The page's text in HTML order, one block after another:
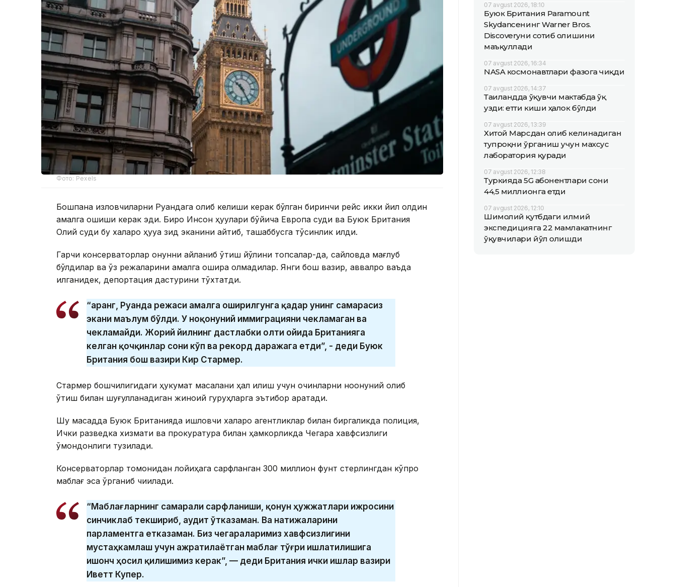
Фото: Pexels
Бошпана изловчиларни Руандага олиб келиши керак бўлган биринчи рейс икки йил олдин
амалга ошиши керак эди. Бироқ Инсон ҳуқуқлари бўйича Европа суди ва Буюк Британия
Олий суди бу халқаро ҳуқуққа зид эканини айтиб, ташаббусга тўсқинлик қилди.
Гарчи консерваторлар қонунни айланиб ўтиш йўлини топсалар-да, сайловда мағлуб
бўлдилар ва ўз режаларини амалга ошира олмадилар. Янги бош вазир, аввалроқ ваъда
қилганидек, депортация дастурини тўхтатди.
“Қаранг, Руанда режаси амалга оширилгунга қадар унинг самарасиз
экани маълум бўлди. У ноқонуний иммиграцияни чекламаган ва
чекламайди. Жорий йилнинг дастлабки олти ойида Британияга
келган қочқинлар сони кўп ва рекорд даражага етди”, - деди Буюк
Британия бош вазири Кир Стармер.
Стармер бошчилигидаги ҳукумат масалани ҳал қилиш учун қочқинларни ноқонуний олиб
ўтиш билан шуғулланадиган жиноий гуруҳларга эътибор қаратади.
Шу мақсадда Буюк Британияда ишловчи халқаро агентликлар билан биргаликда полиция,
Ички разведка хизмати ва прокуратура билан ҳамкорликда Чегара хавфсизлиги
қўмондонлиги тузилади.
Консерваторлар томонидан лойиҳага сарфланган 300 миллион фунт стерлингдан кўпроқ
маблағ эса ўрганиб чиқилади.
“Маблағларнинг самарали сарфланиши, қонун ҳужжатлари ижросини
синчиклаб текшириб, аудит ўтказаман. Ва натижаларини
парламентга етказаман. Биз чегараларимиз хавфсизлигини
мустаҳкамлаш учун ажратилаётган маблағ тўғри ишлатилишига
ишонч ҳосил қилишимиз керак”, — деди Британия ички ишлар вазири
Иветт Купер.
07 avgust 2026, 18:10
Буюк Британия Paramount
Skydanceнинг Warner Bros.
Discoveryни сотиб олишини
маъқуллади
07 avgust 2026, 16:34
NASA космонавтлари фазога чиқди
07 avgust 2026, 14:37
Таиландда ўқувчи мактабда ўқ
узди: етти киши ҳалок бўлди
07 avgust 2026, 13:39
Хитой Марсдан олиб келинадиган
тупроқни ўрганиш учун махсус
лаборатория қуради
07 avgust 2026, 12:38
Туркияда 5G абонентлари сони
44,5 миллионга етди
07 avgust 2026, 12:10
Шимолий қутбдаги илмий
экспедицияга 22 мамлакатнинг
ўқувчилари йўл олишди